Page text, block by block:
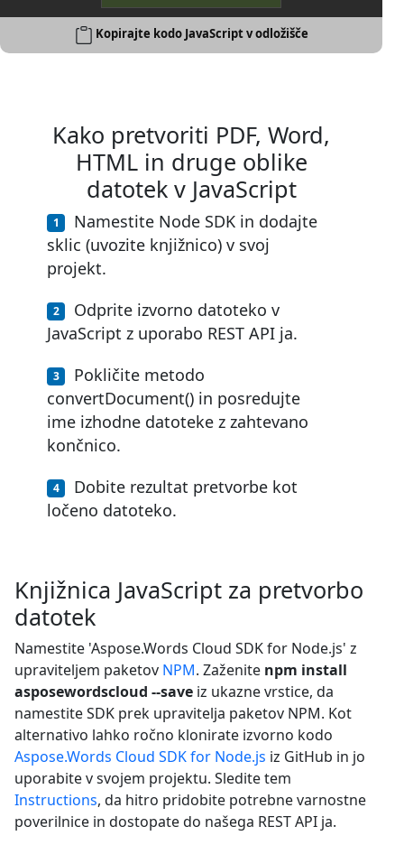
Kopirajte kodo JavaScript v odložišče
Kako pretvoriti PDF, Word,
HTML in druge oblike
datotek v JavaScript
Namestite Node SDK in dodajte
sklic (uvozite knjižnico) v svoj
projekt.
Odprite izvorno datoteko v
JavaScript z uporabo REST API ja.
Pokličite metodo
convertDocument() in posredujte
ime izhodne datoteke z zahtevano
končnico.
Dobite rezultat pretvorbe kot
ločeno datoteko.
Knjižnica JavaScript za pretvorbo
datotek
Namestite 'Aspose.Words Cloud SDK for Node.js' z
upraviteljem paketov NPM. Zaženite npm install
asposewordscloud --save iz ukazne vrstice, da
namestite SDK prek upravitelja paketov NPM. Kot
alternativo lahko ročno klonirate izvorno kodo
Aspose.Words Cloud SDK for Node.js iz GitHub in jo
uporabite v svojem projektu. Sledite tem
Instructions, da hitro pridobite potrebne varnostne
poverilnice in dostopate do našega REST API ja.